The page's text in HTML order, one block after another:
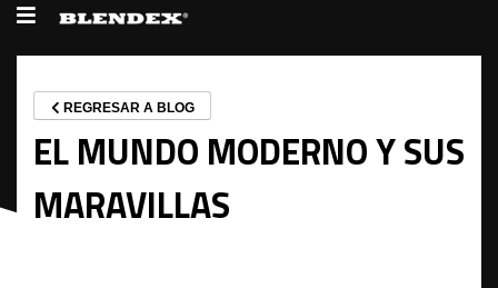
REGRESAR A BLOG
EL MUNDO MODERNO Y SUS
MARAVILLAS